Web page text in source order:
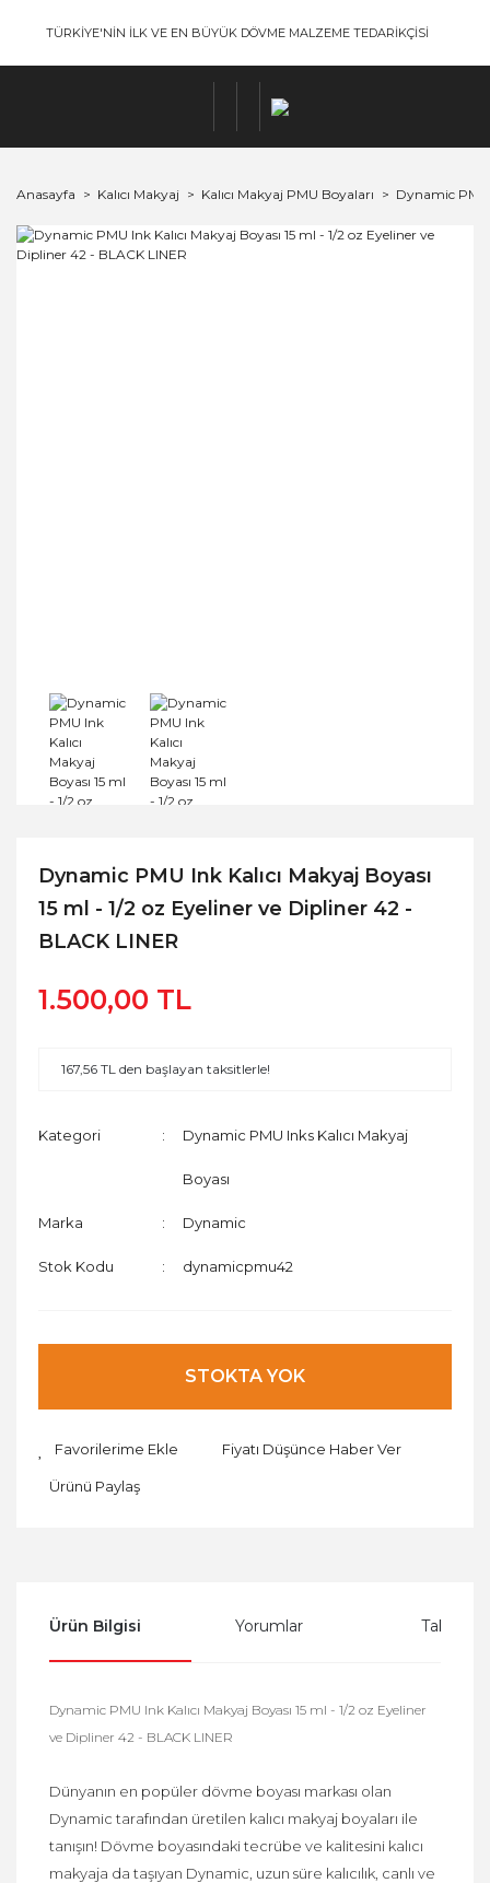
TÜRKİYE'NİN İLK VE EN BÜYÜK DÖVME MALZEME TEDARİKÇİSİ
Anasayfa Kalıcı Makyaj Kalıcı Makyaj PMU Boyaları Dynamic PMU
Dynamic PMU Ink Kalıcı Makyaj Boyası
15 ml - 1/2 oz Eyeliner ve Dipliner 42 -
BLACK LINER
1.500,00 TL
167,56 TL den başlayan taksitlerle!
Kategori Dynamic PMU Inks Kalıcı Makyaj
Boyası
Marka Dynamic
Stok Kodu dynamicpmu42
STOKTA YOK
Fiyatı Düşünce Haber Ver
Ürünü Paylaş
Ürün Bilgisi Yorumlar Taksit
Dynamic PMU Ink Kalıcı Makyaj Boyası 15 ml - 1/2 oz Eyeliner
ve Dipliner 42 - BLACK LINER
Dünyanın en popüler dövme boyası markası olan
Dynamic tarafından üretilen kalıcı makyaj boyaları ile
tanışın! Dövme boyasındaki tecrübe ve kalitesini kalıcı
makyaja da taşıyan Dynamic, uzun süre kalıcılık, canlı ve